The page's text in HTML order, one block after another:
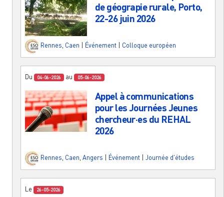
de géograpie rurale, Porto,
22-26 juin 2026
Rennes Caen Événement Colloque européen
Du 04-06-2026 au 05-06-2026
Appel à communications
pour les Journées Jeunes
chercheur·es du REHAL
2026
Rennes, Caen, Angers Événement Journée d'études
Le 26-05-2026